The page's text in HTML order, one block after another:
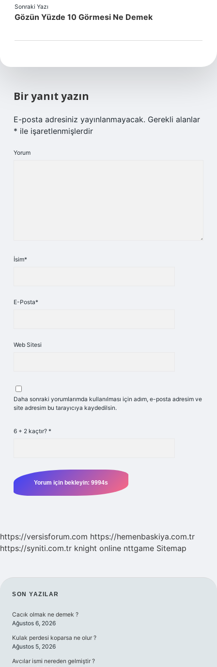
Sonraki Yazı
Gözün Yüzde 10 Görmesi Ne Demek
Bir yanıt yazın
E-posta adresiniz yayınlanmayacak. Gerekli alanlar
* ile işaretlenmişlerdir
Yorum
İsim*
E-Posta*
Web Sitesi
Daha sonraki yorumlarımda kullanılması için adım, e-posta adresim ve
site adresim bu tarayıcıya kaydedilsin.
6 + 2 kaçtır? *
https://versisforum.com https://hemenbaskiya.com.tr
https://syniti.com.tr knight online nttgame Sitemap
SIDEBAR
SON YAZILAR
Cacık olmak ne demek ?
Ağustos 6, 2026
Kulak perdesi koparsa ne olur ?
Ağustos 5, 2026
Avcılar ismi nereden gelmiştir ?